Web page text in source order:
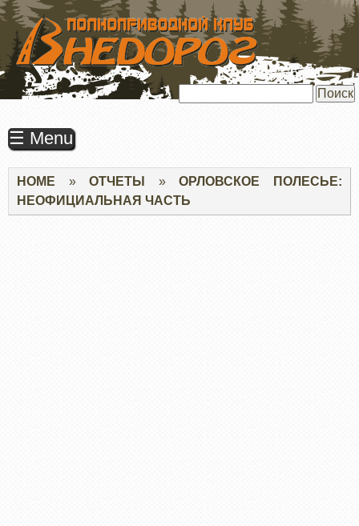
ПЕРЕЙТИ
ОСНОВНОМУ
СОДЕРЖАНИЮ
☰ Menu
Строка
навигации
HOME ОТЧЕТЫ
ОРЛОВСКОЕ ПОЛЕСЬЕ:
НЕОФИЦИАЛЬНАЯ ЧАСТЬ